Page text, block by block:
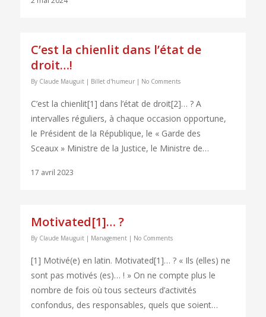
C’est la chienlit dans l’état de
droit…!
By Claude Mauguit | Billet d'humeur | No Comments
C’est la chienlit[1] dans l’état de droit[2]… ? A
intervalles réguliers, à chaque occasion opportune,
le Président de la République, le « Garde des
Sceaux » Ministre de la Justice, le Ministre de…
17 avril 2023
Motivated[1]… ?
By Claude Mauguit | Management | No Comments
[1] Motivé(e) en latin. Motivated[1]… ? « Ils (elles) ne
sont pas motivés (es)… ! » On ne compte plus le
nombre de fois où tous secteurs d’activités
confondus, des responsables, quels que soient…